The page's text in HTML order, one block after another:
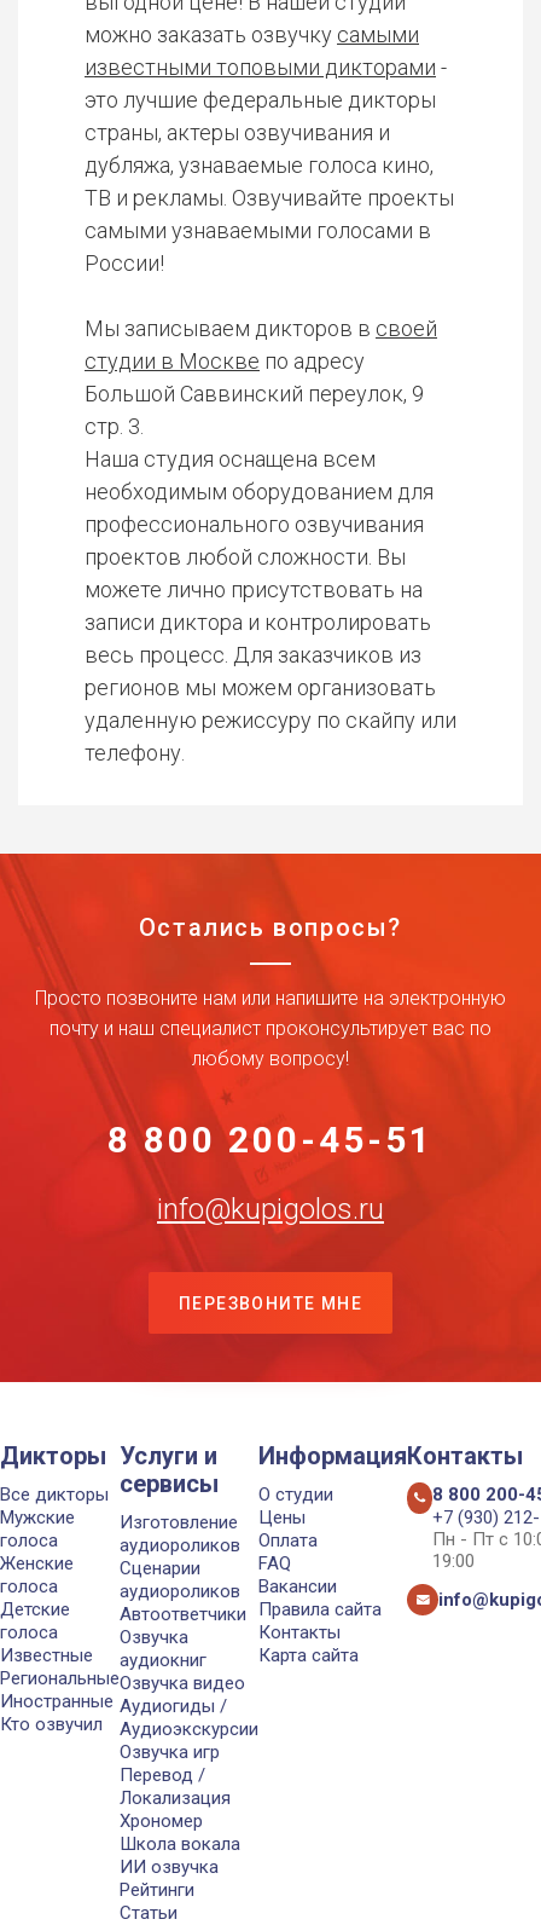
можно заказать озвучку самыми
известными топовыми дикторами -
это лучшие федеральные дикторы
страны, актеры озвучивания и
дубляжа, узнаваемые голоса кино,
ТВ и рекламы. Озвучивайте проекты
самыми узнаваемыми голосами в
России!
Мы записываем дикторов в своей
студии в Москве по адресу
Большой Саввинский переулок, 9
стр. 3.
Наша студия оснащена всем
необходимым оборудованием для
профессионального озвучивания
проектов любой сложности. Вы
можете лично присутствовать на
записи диктора и контролировать
весь процесс. Для заказчиков из
регионов мы можем организовать
удаленную режиссуру по скайпу или
телефону.
Остались вопросы?
Просто позвоните нам или напишите на электронную
почту и наш специалист проконсультирует вас по
любому вопросу!
8 800 200-45-51
info@kupigolos.ru
ПЕРЕЗВОНИТЕ МНЕ
Дикторы
Все дикторы
Мужские
голоса
Женские
голоса
Детские
голоса
Известные
Региональные
Иностранные
Кто озвучил
Услуги и
сервисы
Изготовление
аудиороликов
Сценарии
аудиороликов
Автоответчики
Озвучка
аудиокниг
Озвучка видео
Аудиогиды /
Аудиоэкскурсии
Озвучка игр
Перевод /
Локализация
Хрономер
Школа вокала
ИИ озвучка
Рейтинги
Статьи
Информация
О студии
Цены
Оплата
FAQ
Вакансии
Правила сайта
Контакты
Карта сайта
Контакты
8 800 200-
+7 (930)
Пн - Пт с
19:00